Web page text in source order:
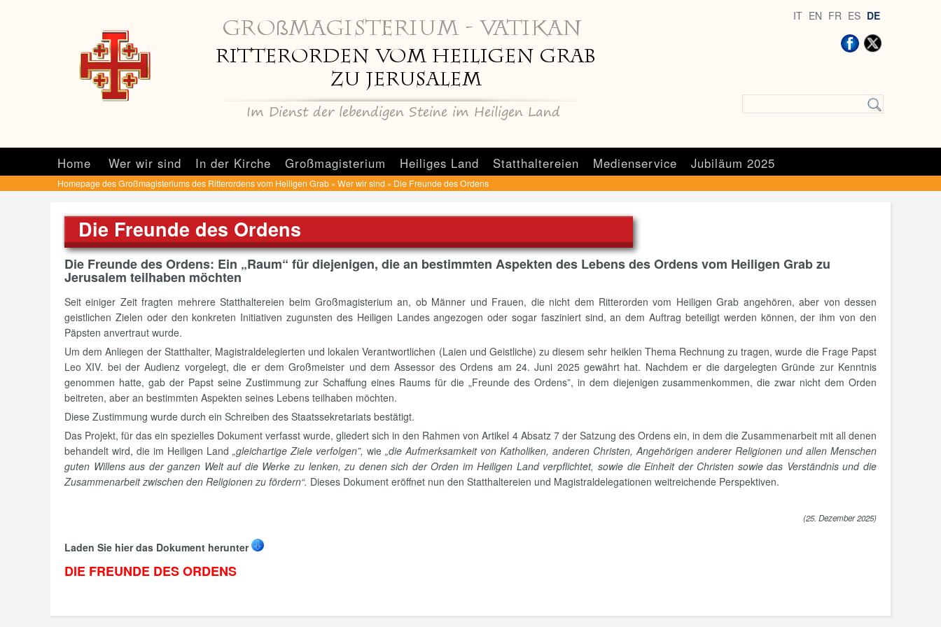
IT EN FR ES DE
Home Wer wir sind In der Kirche Großmagisterium Heiliges Land Statthaltereien Medienservice Jubiläum 2025
Homepage des Großmagisteriums des Ritterordens vom Heiligen Grab » Wer wir sind » Die Freunde des Ordens
Die Freunde des Ordens
Die Freunde des Ordens: Ein „Raum“ für diejenigen, die an bestimmten Aspekten des Lebens des Ordens vom Heiligen Grab zu
Jerusalem teilhaben möchten
Seit einiger Zeit fragten mehrere Statthaltereien beim Großmagisterium an, ob Männer und Frauen, die nicht dem Ritterorden vom Heiligen Grab angehören, aber von dessen
geistlichen Zielen oder den konkreten Initiativen zugunsten des Heiligen Landes angezogen oder sogar fasziniert sind, an dem Auftrag beteiligt werden können, der ihm von den
Päpsten anvertraut wurde.
Um dem Anliegen der Statthalter, Magistraldelegierten und lokalen Verantwortlichen (Laien und Geistliche) zu diesem sehr heiklen Thema Rechnung zu tragen, wurde die Frage Papst
Leo XIV. bei der Audienz vorgelegt, die er dem Großmeister und dem Assessor des Ordens am 24. Juni 2025 gewährt hat. Nachdem er die dargelegten Gründe zur Kenntnis
genommen hatte, gab der Papst seine Zustimmung zur Schaffung eines Raums für die „Freunde des Ordens”, in dem diejenigen zusammenkommen, die zwar nicht dem Orden
beitreten, aber an bestimmten Aspekten seines Lebens teilhaben möchten.
Diese Zustimmung wurde durch ein Schreiben des Staatssekretariats bestätigt.
Das Projekt, für das ein spezielles Dokument verfasst wurde, gliedert sich in den Rahmen von Artikel 4 Absatz 7 der Satzung des Ordens ein, in dem die Zusammenarbeit mit all denen
behandelt wird, die im Heiligen Land „gleichartige Ziele verfolgen”, wie „die Aufmerksamkeit von Katholiken, anderen Christen, Angehörigen anderer Religionen und allen Menschen
guten Willens aus der ganzen Welt auf die Werke zu lenken, zu denen sich der Orden im Heiligen Land verpflichtet, sowie die Einheit der Christen sowie das Verständnis und die
Zusammenarbeit zwischen den Religionen zu fördern“. Dieses Dokument eröffnet nun den Statthaltereien und Magistraldelegationen weitreichende Perspektiven.
(25. Dezember 2025)
Laden Sie hier das Dokument herunter
DIE FREUNDE DES ORDENS